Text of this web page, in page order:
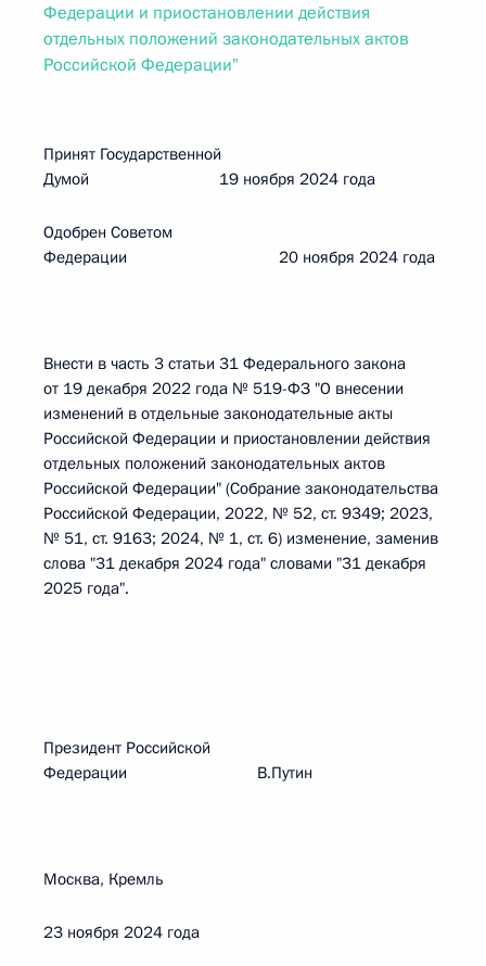
Федерации и приостановлении действия
отдельных положений законодательных актов
Российской Федерации"
Принят Государственной
Думой 19 ноября 2024 года
Одобрен Советом
Федерации 20 ноября 2024 года
Внести в часть 3 статьи 31 Федерального закона
от 19 декабря 2022 года № 519-ФЗ "О внесении
изменений в отдельные законодательные акты
Российской Федерации и приостановлении действия
отдельных положений законодательных актов
Российской Федерации" (Собрание законодательства
Российской Федерации, 2022, № 52, ст. 9349; 2023,
№ 51, ст. 9163; 2024, № 1, ст. 6) изменение, заменив
слова "31 декабря 2024 года" словами "31 декабря
2025 года".
Президент Российской
Федерации В.Путин
Москва, Кремль
23 ноября 2024 года